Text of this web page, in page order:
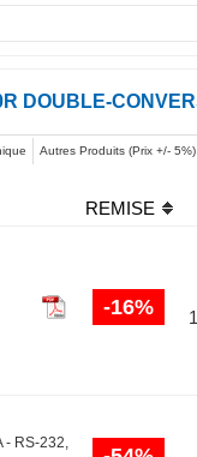
DOUBLE-
Autres Produits (Prix +/- 5%)
REMISE
-16%
- RS-232,